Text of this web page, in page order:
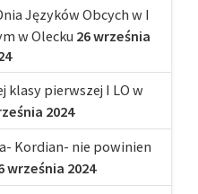
Języków Obcych w I
w Olecku 26 września
klasy pierwszej I LO w
2024
Kordian- nie powinien
września 2024